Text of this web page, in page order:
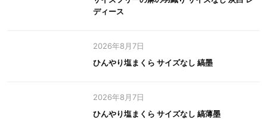
ディース
2026年8月7日
ひんやり塩まくら サイズなし 縞墨
2026年8月7日
ひんやり塩まくら サイズなし 縞薄墨